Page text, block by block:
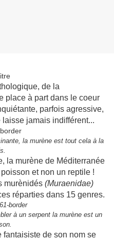
de la
place à part dans le coeur
parfois agressive,
jamais indifférent...
la murène est tout cela à la
, la murène de Méditerranée
et non un reptile !
murènidés (Muraenidae)
réparties dans 15 genres.
à un serpent la murène est un
fantaisiste de son nom se